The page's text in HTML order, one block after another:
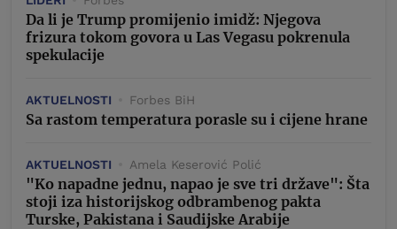
Da li je Trump promijenio imidž: Njegova
frizura tokom govora u Las Vegasu pokrenula
spekulacije
AKTUELNOSTI Forbes BiH
Sa rastom temperatura porasle su i cijene hrane
AKTUELNOSTI Amela Keserović Polić
"Ko napadne jednu, napao je sve tri države": Šta
stoji iza historijskog odbrambenog pakta
Turske, Pakistana i Saudijske Arabije